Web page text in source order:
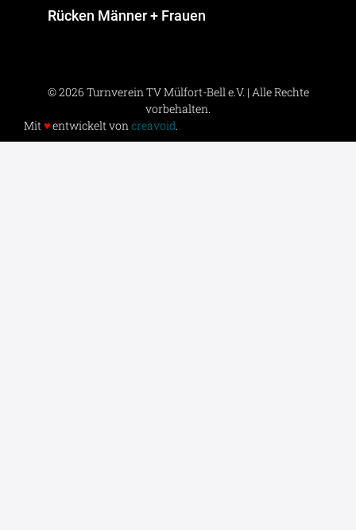
Rücken Männer + Frauen
© 2026 Turnverein TV Mülfort-Bell e.V. | Alle Rechte
vorbehalten.
Mit ♥entwickelt von creavoid.